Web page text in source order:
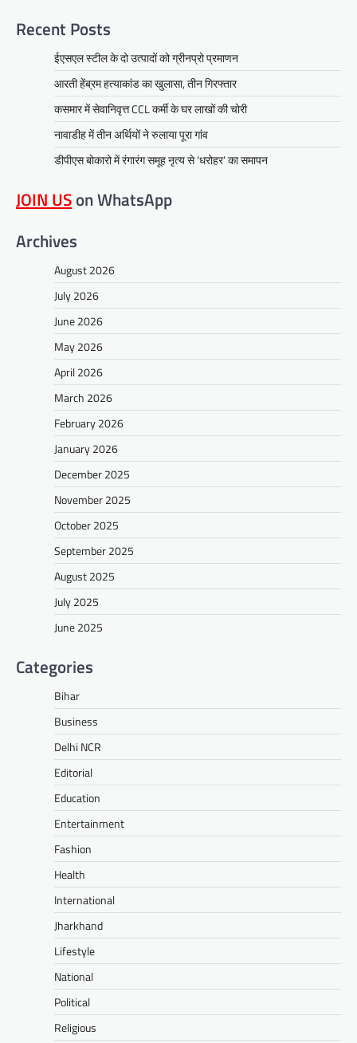
Recent Posts
ईएसएल स्टील के दो उत्पादों को ग्रीनप्रो प्रमाणन
आरती हेंब्रम हत्याकांड का खुलासा, तीन गिरफ्तार
कसमार में सेवानिवृत्त CCL कर्मी के घर लाखों की चोरी
नावाडीह में तीन अर्थियों ने रुलाया पूरा गांव
डीपीएस बोकारो में रंगारंग समूह नृत्य से ‘धरोहर’ का समापन
JOIN USon WhatsApp
Archives
August 2026
July 2026
June 2026
May 2026
April 2026
March 2026
February 2026
January 2026
December 2025
November 2025
October 2025
September 2025
August 2025
July 2025
June 2025
Categories
Bihar
Business
Delhi NCR
Editorial
Education
Entertainment
Fashion
Health
International
Jharkhand
Lifestyle
National
Political
Religious